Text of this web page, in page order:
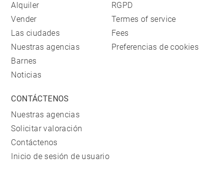
Alquiler
Vender
Las ciudades
Nuestras agencias
Barnes
Noticias
RGPD
Termes of service
Fees
Preferencias de cookies
CONTÁCTENOS
Nuestras agencias
Solicitar valoración
Contáctenos
Inicio de sesión de usuario